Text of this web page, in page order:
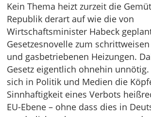
Kein Thema heizt zurzeit die
Republik derart auf wie die von
Wirtschaftsminister Habeck
Gesetzesnovelle zum
und gasbetriebenen Heizungen.
Gesetz eigentlich ohnehin
sich in Politik und Medien die
Sinnhaftigkeit eines Verbots
EU-Ebene – ohne dass dies in